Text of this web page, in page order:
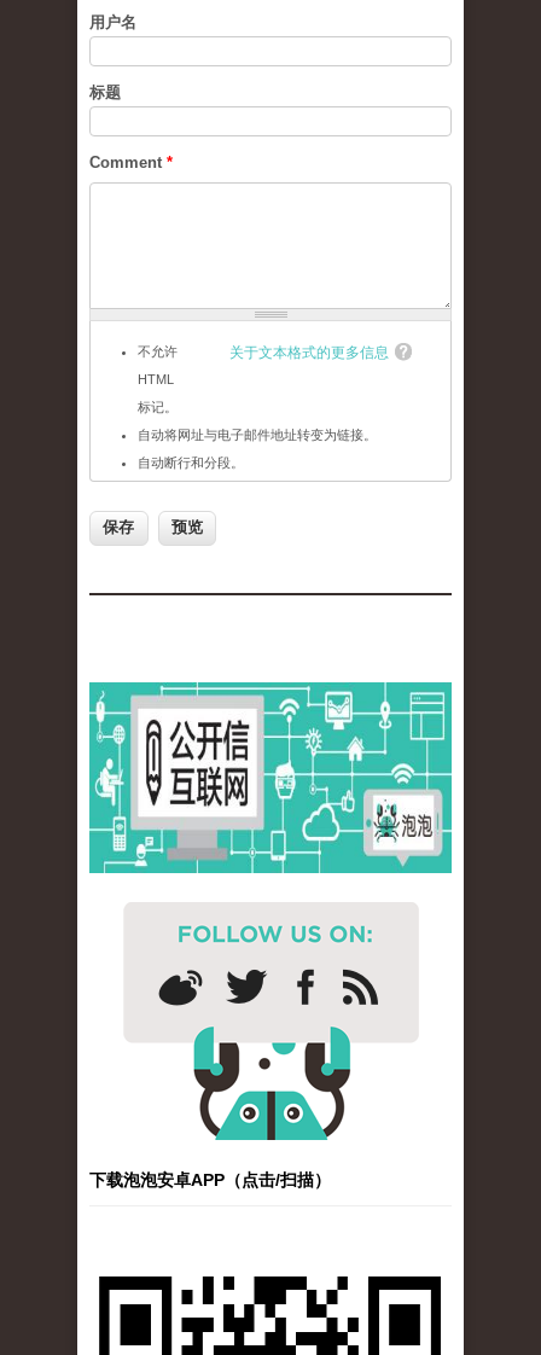
用户名
标题
Comment *
关于文本格式的更多信息
不允许
HTML
标记。
自动将网址与电子邮件地址转变为链接。
自动断行和分段。
下载泡泡安卓APP（点击/扫描）